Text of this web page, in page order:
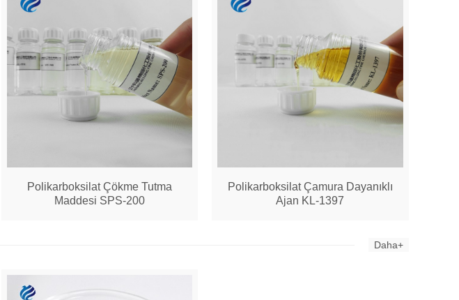
Polikarboksilat Çökme Tutma
Maddesi SPS-200
Polikarboksilat Çamura Dayanıklı
Ajan KL-1397
Daha+